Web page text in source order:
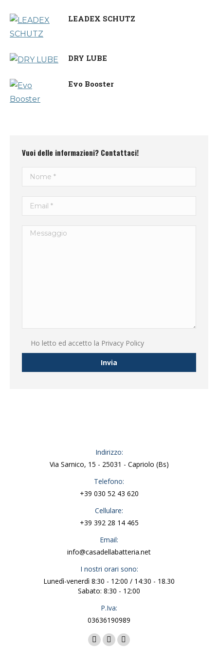
LEADEX SCHUTZ
DRY LUBE
Evo Booster
Vuoi delle informazioni? Contattaci!
Ho letto ed accetto la Privacy Policy
Indirizzo:
Via Sarnico, 15 - 25031 - Capriolo (Bs)
Telefono:
+39 030 52 43 620
Cellulare:
+39 392 28 14 465
Email:
info@casadellabatteria.net
I nostri orari sono:
Lunedì-venerdì 8:30 - 12:00 / 14:30 - 18.30
Sabato: 8:30 - 12:00
P.Iva:
03636190989
Facebook
X Instagram